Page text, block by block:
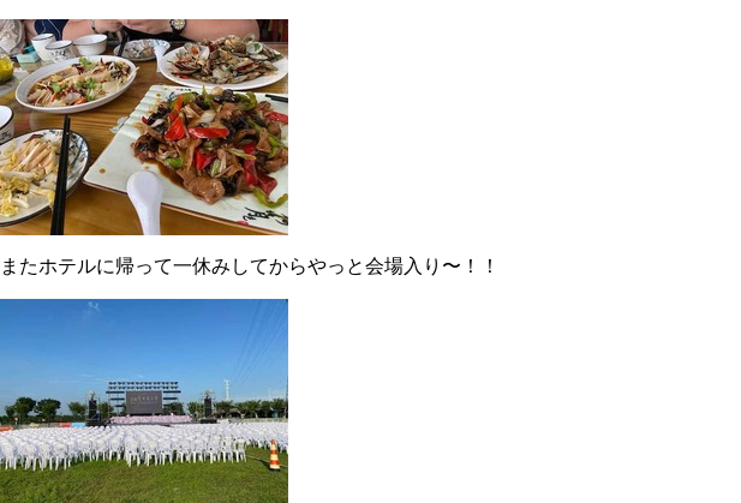
またホテルに帰って一休みしてからやっと会場入り〜！！